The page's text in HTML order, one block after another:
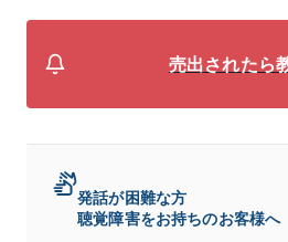
売出されたら
発話が困難な方
聴覚障害をお持ちのお客様へ